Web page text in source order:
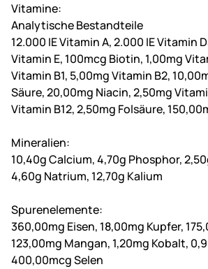
Vitamine:
Analytische Bestandteile
12.000 IE Vitamin A, 2.000 IE Vitamin
Vitamin E, 100mcg Biotin, 1,00mg
Vitamin B1, 5,00mg Vitamin B2,
Säure, 20,00mg Niacin, 2,50mg
Vitamin B12, 2,50mg Folsäure,
Mineralien:
10,40g Calcium, 4,70g Phosphor,
4,60g Natrium, 12,70g Kalium
Spurenelemente:
360,00mg Eisen, 18,00mg Kupfer,
123,00mg Mangan, 1,20mg Kobalt,
400,00mcg Selen